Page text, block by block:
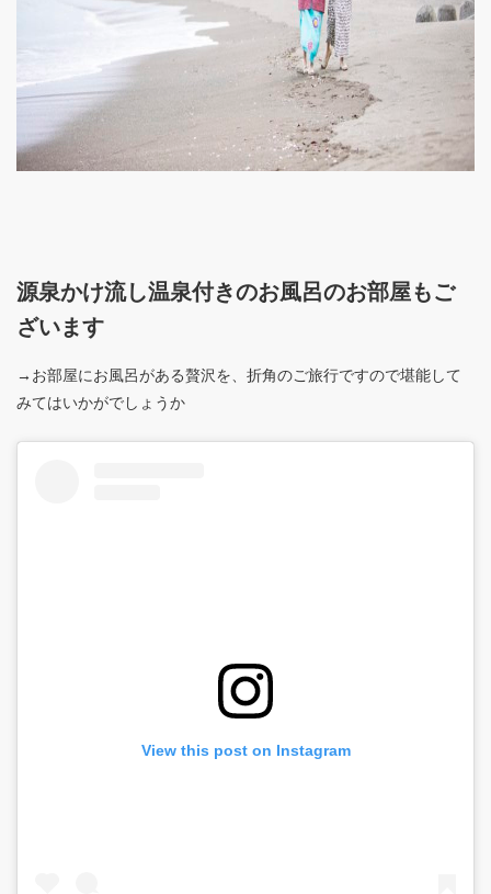
源泉かけ流し温泉付きのお風呂のお部屋もご
ざいます
→お部屋にお風呂がある贅沢を、折角のご旅行ですので堪能して
みてはいかがでしょうか
View this post on Instagram